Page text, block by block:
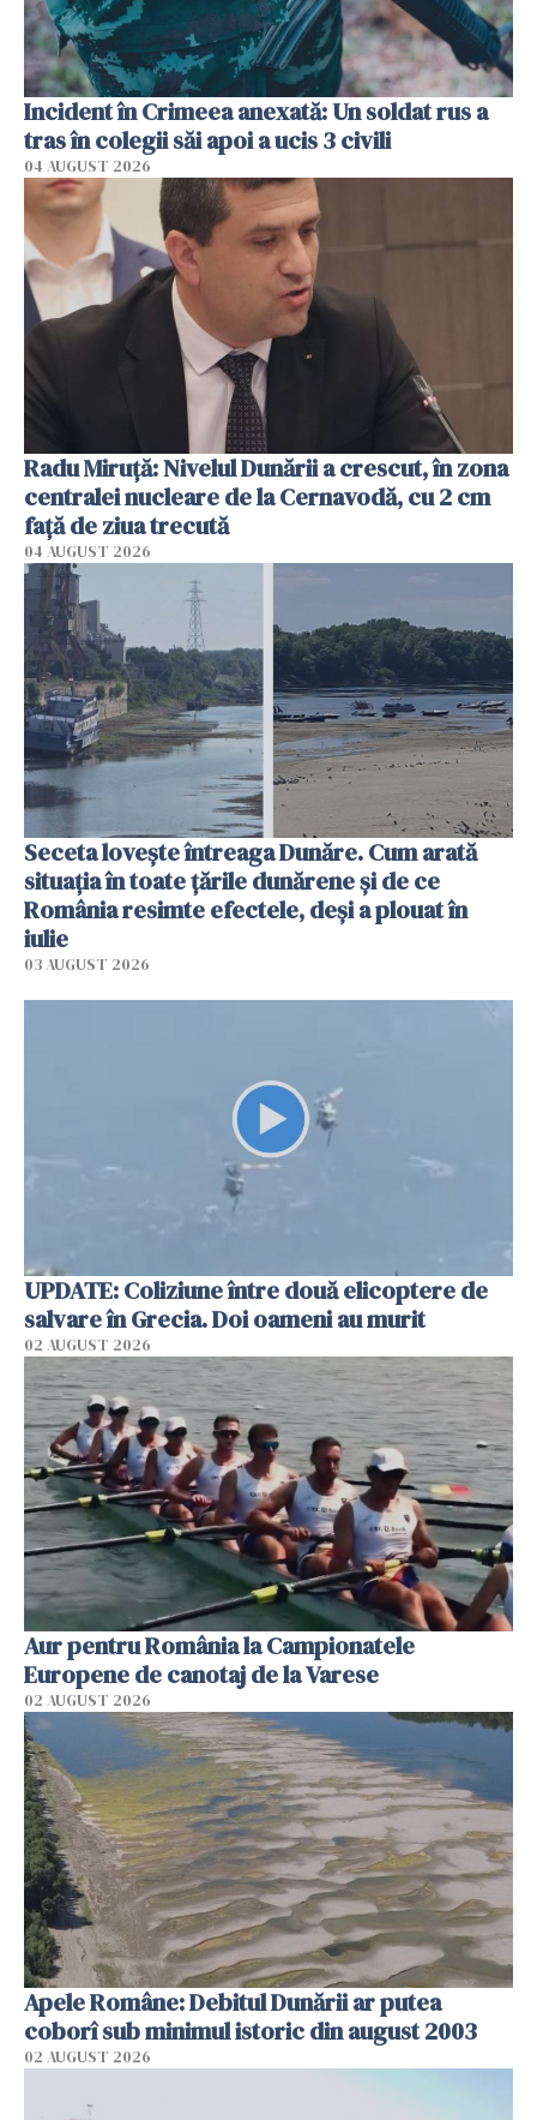
Incident în Crimeea anexată: Un soldat rus a
tras în colegii săi apoi a ucis 3 civili
04 AUGUST 2026
Radu Miruţă: Nivelul Dunării a crescut, în zona
centralei nucleare de la Cernavodă, cu 2 cm
faţă de ziua trecută
04 AUGUST 2026
Seceta lovește întreaga Dunăre. Cum arată
situația în toate țările dunărene și de ce
România resimte efectele, deși a plouat în
iulie
03 AUGUST 2026
UPDATE: Coliziune între două elicoptere de
salvare în Grecia. Doi oameni au murit
02 AUGUST 2026
Aur pentru România la Campionatele
Europene de canotaj de la Varese
02 AUGUST 2026
Apele Române: Debitul Dunării ar putea
coborî sub minimul istoric din august 2003
02 AUGUST 2026